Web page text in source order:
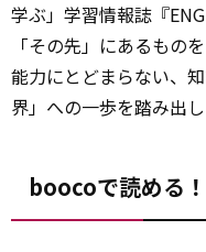
学ぶ」学習情報誌『
「その先」にあるもの
能力にとどまらない、
界」への一歩を踏み出
boocoで読める